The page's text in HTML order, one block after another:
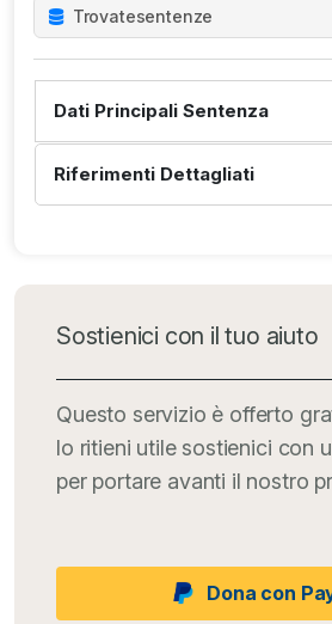
Trovatesentenze
Dati Principali Sentenza
Riferimenti Dettagliati
Sostienici con il tuo aiuto
Questo servizio è offerto
lo ritieni utile sostienici con
per portare avanti il nostro
Dona con